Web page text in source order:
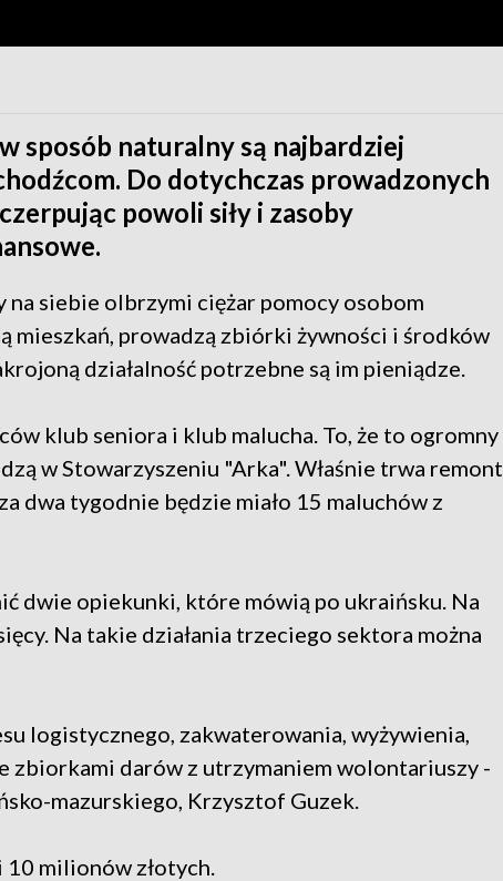
sposób naturalny są najbardziej
Do dotychczas prowadzonych
powoli siły i zasoby
na siebie olbrzymi ciężar pomocy osobom
mieszkań, prowadzą zbiórki żywności i środków
działalność potrzebne są im pieniądze.
klub seniora i klub malucha. To, że to ogromny
w Stowarzyszeniu "Arka". Właśnie trwa remont
dwa tygodnie będzie miało 15 maluchów z
dwie opiekunki, które mówią po ukraińsku. Na
Na takie działania trzeciego sektora można
logistycznego, zakwaterowania, wyżywienia,
zbiorkami darów z utrzymaniem wolontariuszy -
mazurskiego, Krzysztof Guzek.
milionów złotych.